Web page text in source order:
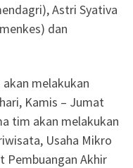
Astri Syativa
dan
melakukan
Kamis – Jumat
tim akan melakukan
Usaha Mikro
Pembuangan Akhir